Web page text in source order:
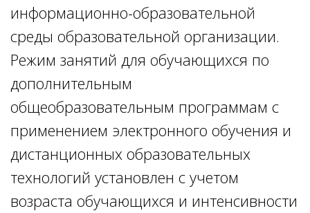
информационно-образовательной
среды образовательной организации.
Режим занятий для обучающихся по
дополнительным
общеобразовательным программам с
применением электронного обучения и
дистанционных образовательных
технологий установлен с учетом
возраста обучающихся и интенсивности